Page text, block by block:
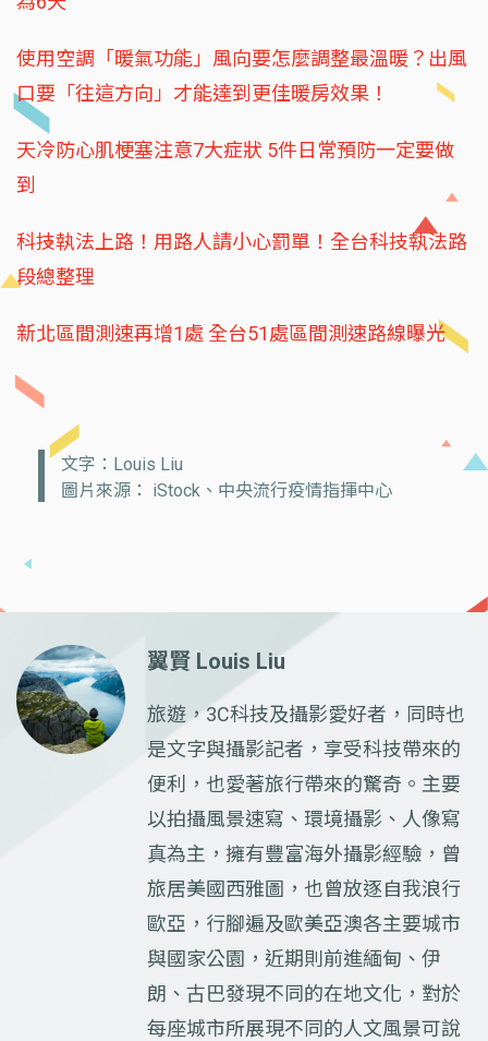
使用空調「暖氣功能」風向要怎麼調整最溫暖？出風
口要「往這方向」才能達到更佳暖房效果！
天冷防心肌梗塞注意7大症狀 5件日常預防一定要做
到
科技執法上路！用路人請小心罰單！全台科技執法路
段總整理
新北區間測速再增1處 全台51處區間測速路線曝光
文字：Louis Liu
圖片來源： iStock、中央流行疫情指揮中心
翼賢 Louis Liu
旅遊，3C科技及攝影愛好者，同時也
是文字與攝影記者，享受科技帶來的
便利，也愛著旅行帶來的驚奇。主要
以拍攝風景速寫、環境攝影、人像寫
真為主，擁有豐富海外攝影經驗，曾
旅居美國西雅圖，也曾放逐自我浪行
歐亞，行腳遍及歐美亞澳各主要城市
與國家公園，近期則前進緬甸、伊
朗、古巴發現不同的在地文化，對於
每座城市所展現不同的人文風景可說